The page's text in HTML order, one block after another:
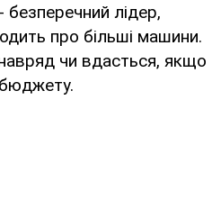
лідер,
про більші машини.
чи вдасться, якщо